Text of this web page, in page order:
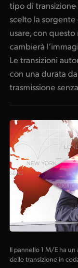
tipo di
scelto la
usare, con
cambierà
Le transizioni
con una durata
trasmissione
Il pannello 1 M/E ha
delle transizione in